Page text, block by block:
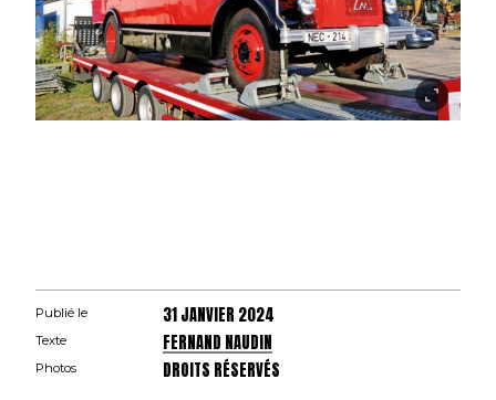
Publié le 31 JANVIER 2024
Texte FERNAND NAUDIN
Photos DROITS RÉSERVÉS